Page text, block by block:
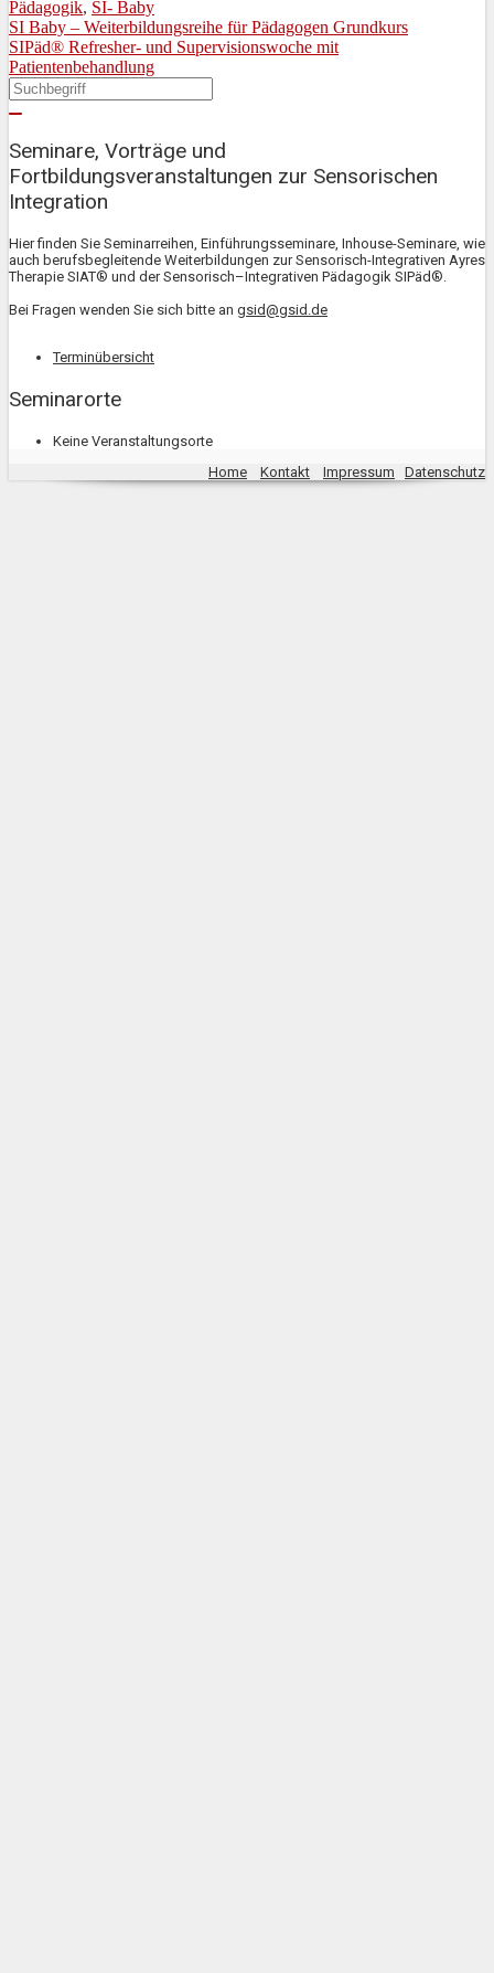
Pädagogik, SI- Baby
SI Baby – Weiterbildungsreihe für Pädagogen Grundkurs
SIPäd® Refresher- und Supervisionswoche mit
Patientenbehandlung
Seminare, Vorträge und
Fortbildungsveranstaltungen zur Sensorischen
Integration
Hier finden Sie Seminarreihen, Einführungsseminare, Inhouse-Seminare, wie
auch berufsbegleitende Weiterbildungen zur Sensorisch-Integrativen Ayres
Therapie SIAT® und der Sensorisch–Integrativen Pädagogik SIPäd®.
Bei Fragen wenden Sie sich bitte an gsid@gsid.de
Terminübersicht
Seminarorte
Keine Veranstaltungsorte
Home
Kontakt Impressum Datenschutz